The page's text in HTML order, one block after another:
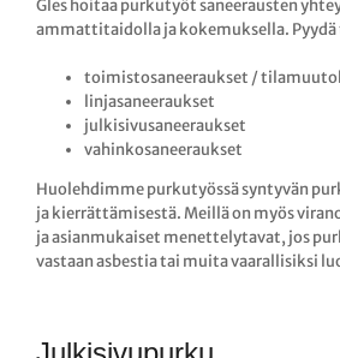
Gles hoitaa purkutyöt saneerausten
ammattitaidolla ja kokemuksella. Pyydä
toimistosaneeraukset /
linjasaneeraukset
julkisivusaneeraukset
vahinkosaneeraukset
Huolehdimme purkutyössä syntyvän
ja kierrättämisestä. Meillä on myös
ja asianmukaiset menettelytavat, jos
vastaan asbestia tai muita vaarallisiksi